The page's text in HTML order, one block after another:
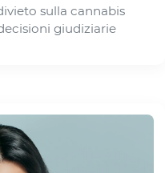
sulla cannabis
giudiziarie